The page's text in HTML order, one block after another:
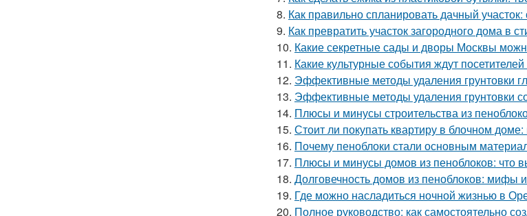
8. Как правильно спланировать дачный
9. Как превратить участок загородного дома в
10. Какие секретные сады и дворы Москвы
11. Какие культурные события ждут
12. Эффективные методы удаления грунтовки
13. Эффективные методы удаления грунтовки
14. Плюсы и минусы строительства из
15. Стоит ли покупать квартиру в блочном
16. Почему пеноблоки стали основным
17. Плюсы и минусы домов из пеноблоков: что
18. Долговечность домов из пеноблоков: мифы
19. Где можно насладиться ночной жизнью в
20. Полное руководство: как самостоятельно